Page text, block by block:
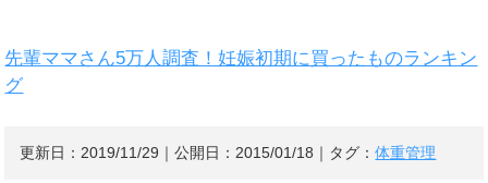
先輩ママさん5万人調査！妊娠初期に買ったものランキン
グ
更新日： 2019/11/29 ｜公開日： 2015/01/18 ｜タグ：体重管理